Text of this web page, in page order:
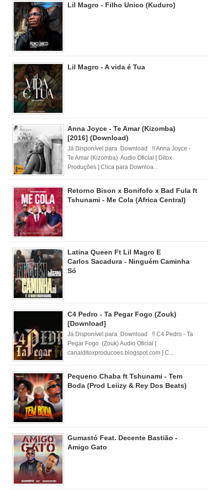
Lil Magro - Filho Unico (Kuduro)
Lil Magro - A vida é Tua
Anna Joyce - Te Amar (Kizomba)
[2016] (Download)
Já Disponível para Download !! Anna Joyce -
Te Amar (Kizomba) Audio Oficial [ Ditox
Produções ] Clica para Downloa...
Retorno Bison x Bonifofo x Bad Fula ft
Tshunami - Me Cola (Africa Central)
Latina Queen Ft Lil Magro E
Carlos Sacadura - Ninguém Caminha
Só
C4 Pedro - Ta Pegar Fogo (Zouk)
[Download]
Já Disponível para Download !! C4 Pedro - Ta
Pegar Fogo (Zouk) Audio Oficial [
canalditoxproducoes.blogspot.com ] C...
Pequeno Chaba ft Tshunami - Tem
Boda (Prod Leiizy & Rey Dos Beats)
Gumastó Feat. Decente Bastião -
Amigo Gato